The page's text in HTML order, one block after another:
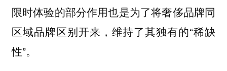
限时体验的部分作用也是为了将奢侈品牌同
区域品牌区别开来，维持了其独有的“稀缺
性”。